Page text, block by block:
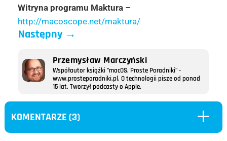
Witryna programu Maktura –
http://macoscope.net/maktura/
Następny→
Przemysław Marczyński
Współautor książki "macOS. Proste Poradniki" -
www.prosteporadniki.pl. O technologii pisze od ponad
15 lat. Tworzył podcasty o Apple.
KOMENTARZE (3) L